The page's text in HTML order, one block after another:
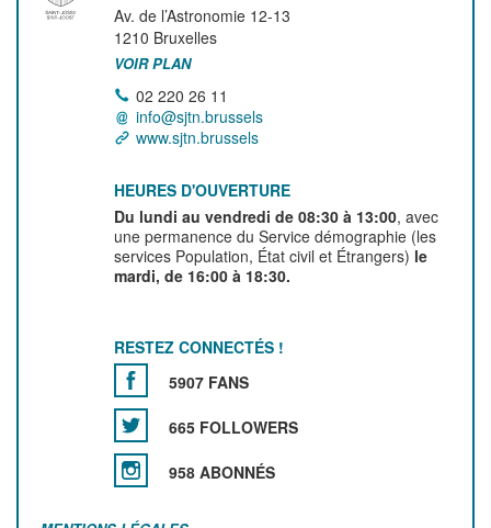
Av. de l’Astronomie 12-13
1210 Bruxelles
VOIR PLAN
02 220 26 11
info@sjtn.brussels
www.sjtn.brussels
HEURES D'OUVERTURE
Du lundi au vendredi de 08:30 à 13:00, avec
une permanence du Service démographie (les
services Population, État civil et Étrangers) le
mardi, de 16:00 à 18:30.
RESTEZ CONNECTÉS !
5907 FANS
665 FOLLOWERS
958 ABONNÉS